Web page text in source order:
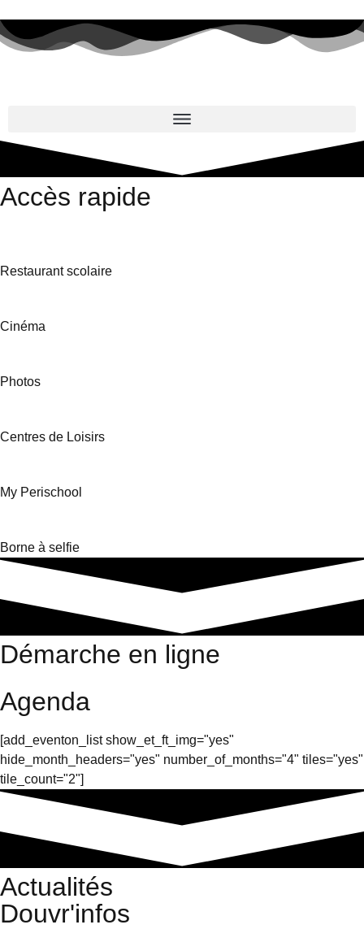
Accès rapide
Restaurant scolaire
Cinéma
Photos
Centres de Loisirs
My Perischool
Borne à selfie
Démarche en ligne
Agenda
[add_eventon_list show_et_ft_img="yes"
hide_month_headers="yes" number_of_months="4" tiles="yes"
tile_count="2"]
Actualités
Douvr'infos